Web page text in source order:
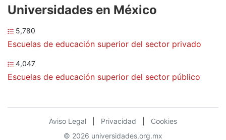
Universidades en México
5,780
Escuelas de educación superior del sector privado
4,047
Escuelas de educación superior del sector público
Aviso Legal Privacidad
Cookies
© 2026 universidades.org.mx